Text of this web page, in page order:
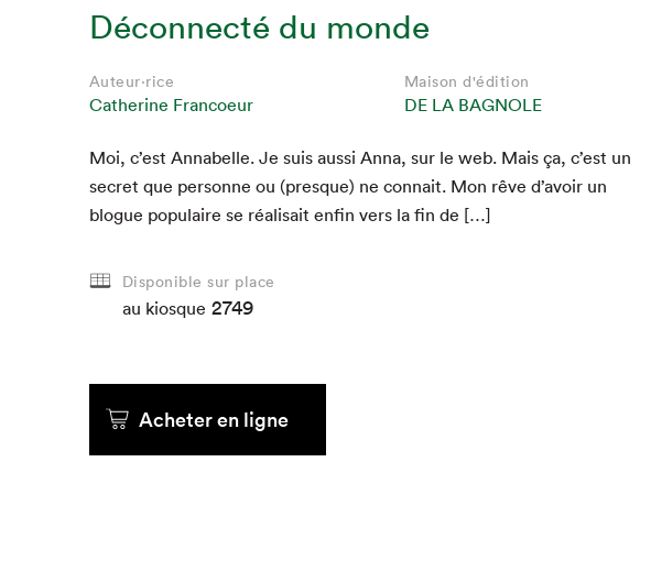
Déconnecté du monde
Auteur·rice
Catherine Francoeur
Maison d'édition
DE LA BAGNOLE
Moi, c’est Annabelle. Je suis aus­si Anna, sur le web. Mais ça, c’est un
secret que per­son­ne ou (presque) ne con­nait. Mon rêve d’avoir un
blogue pop­u­laire se réal­i­sait enfin vers la fin de […]
Disponible sur place
au kiosque 2749
Acheter en ligne